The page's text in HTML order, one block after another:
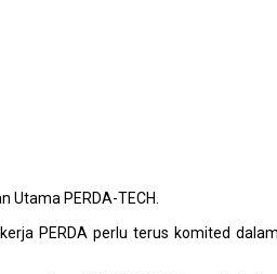
PERDA-TECH.
PERDA perlu terus komited